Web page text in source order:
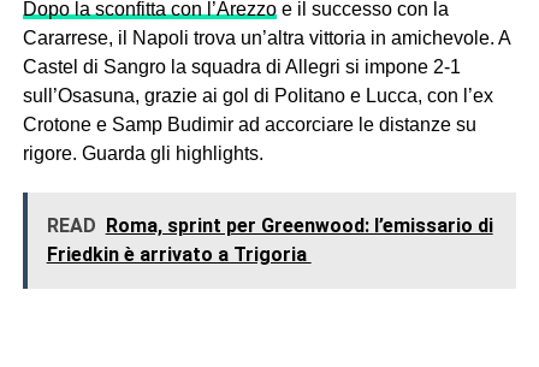
Dopo la sconfitta con l’Arezzoe il successo con la
Cararrese, il Napoli trova un’altra vittoria in amichevole. A
Castel di Sangro la squadra di Allegri si impone 2-1
sull’Osasuna, grazie ai gol di Politano e Lucca, con l’ex
Crotone e Samp Budimir ad accorciare le distanze su
rigore. Guarda gli highlights.
READ Roma, sprint per Greenwood: l’emissario di
Friedkin è arrivato a Trigoria